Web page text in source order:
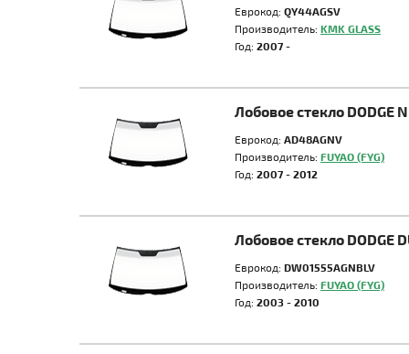
Еврокод: QY44AGSV
Производитель: KMK GLASS
Год: 2007 -
Лобовое стекло DODGE
Еврокод: AD48AGNV
Производитель: FUYAO (FYG)
Год: 2007 - 2012
Лобовое стекло DODGE
Еврокод: DW01555AGNBLV
Производитель: FUYAO (FYG)
Год: 2003 - 2010